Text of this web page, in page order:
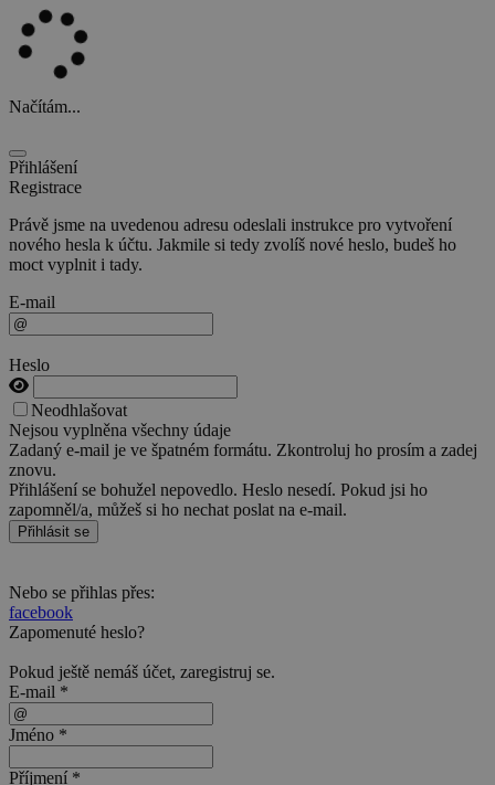
Načítám...
Přihlášení
Registrace
Právě jsme na uvedenou adresu odeslali instrukce pro vytvoření
nového hesla k účtu. Jakmile si tedy zvolíš nové heslo, budeš ho
moct vyplnit i tady.
E-mail
Heslo
Neodhlašovat
Nejsou vyplněna všechny údaje
Zadaný e-mail je ve špatném formátu. Zkontroluj ho prosím a zadej
znovu.
Přihlášení se bohužel nepovedlo. Heslo nesedí. Pokud jsi ho
zapomněl/a, můžeš si ho nechat poslat na e-mail.
Přihlásit se
Nebo se přihlas přes:
facebook
Zapomenuté heslo?
Pokud ještě nemáš účet, zaregistruj se.
E-mail *
Jméno *
Příjmení *